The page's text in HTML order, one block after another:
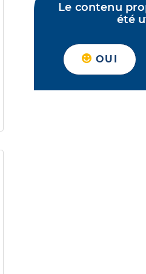
Le contenu
été
OUI